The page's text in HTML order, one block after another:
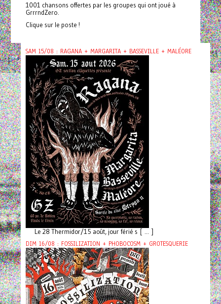
1001 chansons offertes par les groupes qui ont joué à
GrrrndZero.
Clique sur le poste !
SAM 15/08 : RAGANA + MARGARITA + BASSEVILLE + MALÉORE
Le 28 Thermidor/15 août, jour férié s [ ... ]
DIM 16/08 : FOSSILIZATION + PHOBOCOSM + GROTESQUERIE